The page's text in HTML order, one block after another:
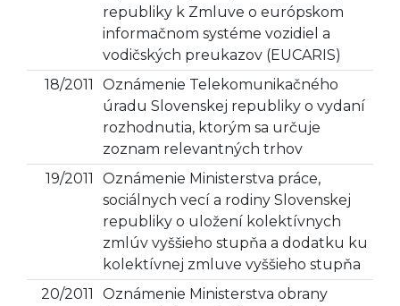
republiky k Zmluve o európskom
informačnom systéme vozidiel a
vodičských preukazov (EUCARIS)
18/2011
Oznámenie Telekomunikačného
úradu Slovenskej republiky o vydaní
rozhodnutia, ktorým sa určuje
zoznam relevantných trhov
19/2011
Oznámenie Ministerstva práce,
sociálnych vecí a rodiny Slovenskej
republiky o uložení kolektívnych
zmlúv vyššieho stupňa a dodatku ku
kolektívnej zmluve vyššieho stupňa
20/2011
Oznámenie Ministerstva obrany